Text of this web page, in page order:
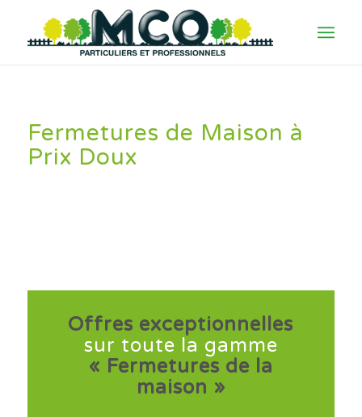
Fermetures de Maison à
Prix Doux
Offres exceptionnelles
sur toute la gamme
« Fermetures de la
maison »